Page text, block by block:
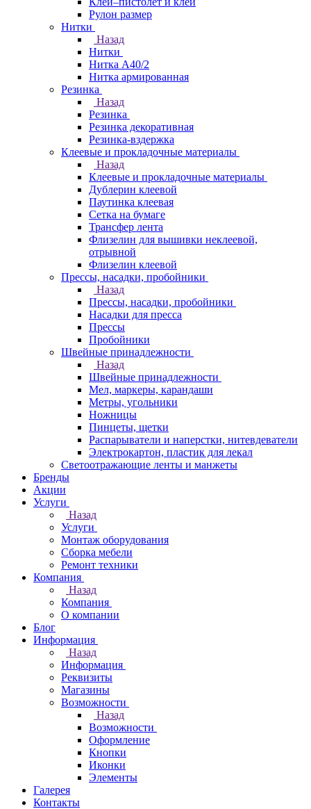
Рулон размер
Нитки
Назад
Нитки
Нитка А40/2
Нитка армированная
Резинка
Назад
Резинка
Резинка декоративная
Резинка-вздержка
Клеевые и прокладочные материалы
Назад
Клеевые и прокладочные материалы
Дублерин клеевой
Паутинка клеевая
Сетка на бумаге
Трансфер лента
Флизелин для вышивки неклеевой,
отрывной
Флизелин клеевой
Прессы, насадки, пробойники
Назад
Прессы, насадки, пробойники
Насадки для пресса
Прессы
Пробойники
Швейные принадлежности
Назад
Швейные принадлежности
Мел, маркеры, карандаши
Метры, угольники
Ножницы
Пинцеты, щетки
Распарыватели и наперстки, нитевдеватели
Электрокартон, пластик для лекал
Светоотражающие ленты и манжеты
Бренды
Акции
Услуги
Назад
Услуги
Монтаж оборудования
Сборка мебели
Ремонт техники
Компания
Назад
Компания
О компании
Блог
Информация
Назад
Информация
Реквизиты
Магазины
Возможности
Назад
Возможности
Оформление
Кнопки
Иконки
Элементы
Галерея
Контакты